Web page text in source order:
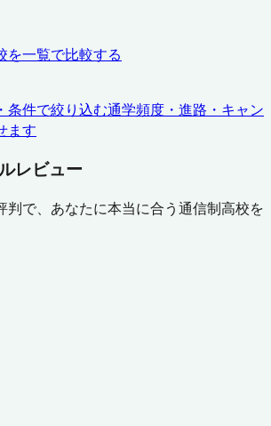
を一覧で比較する
条件で絞り込む通学頻度・進路・キャン
ます
レビュー
判で、あなたに本当に合う通信制高校を